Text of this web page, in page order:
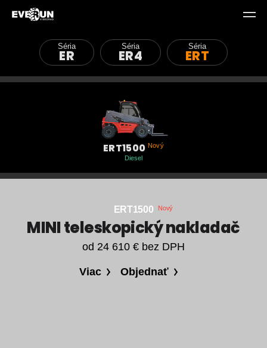
Everun Visegrad
Čelný nakladač
Teleskopický nakladač
Vysokozdvižný vozík
Záruka a servis
Séria
ER
Séria
ER4
Séria
ERT
ERT1500 Nový
Diesel
Teleskopický
nakladač
EVERUN
ERT1500 Nový
MINI teleskopický nakladač
od 24 610 € bez DPH
Viac Objednať